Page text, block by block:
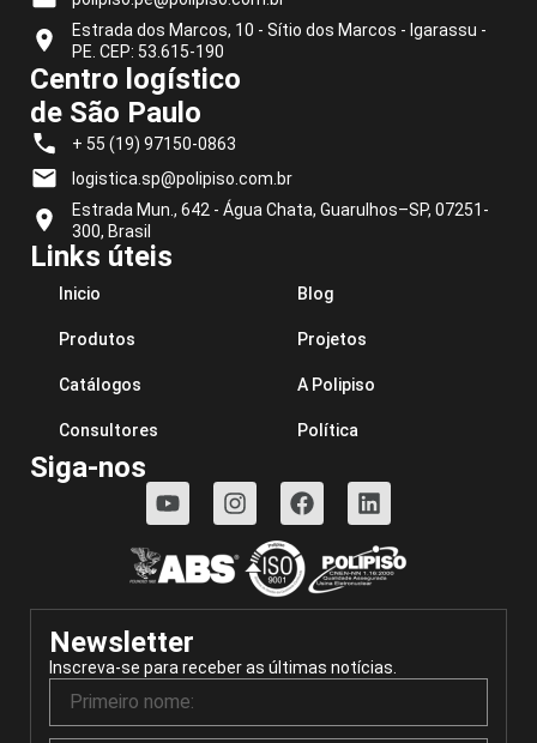
Estrada dos Marcos, 10 - Sítio dos Marcos - Igarassu -
PE. CEP: 53.615-190
Centro logístico
de São Paulo
+ 55 (19) 97150-0863
logistica.sp@polipiso.com.br
Estrada Mun., 642 - Água Chata, Guarulhos–SP, 07251-
300, Brasil
Links úteis
Inicio
Produtos
Catálogos
Consultores
Blog
Projetos
A Polipiso
Política
Siga-nos
Newsletter
Inscreva-se para receber as últimas notícias.